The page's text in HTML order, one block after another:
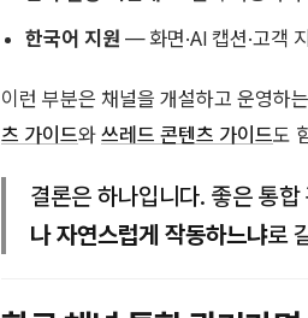
한국어 지원 — 화면·AI 캡션·고객
이런 부분은 채널을 개설하고 운영하
츠 가이드와 쓰레드 콘텐츠 가이드도
결론은 하나입니다. 좋은 통
나 자연스럽게 작동하느냐로